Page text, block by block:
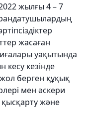
жылғы 4 – 7
жасаған
уақытында
кесу кезінде
берген құқық
мен әскери
қысқарту және